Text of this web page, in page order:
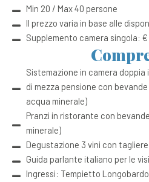
Min 20 / Max 40 persone
Il prezzo varia in base alle
Supplemento camera singola: €
Sistemazione in camera
di mezza pensione con
acqua minerale)
Pranzi in ristorante con
minerale)
Degustazione 3 vini con
Guida parlante italiano per le
Ingressi: Tempietto